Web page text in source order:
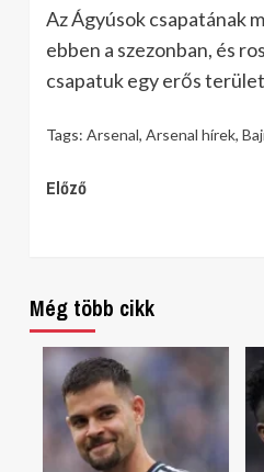
Az Ágyúsok csapatának
ebben a szezonban, és
csapatuk egy erős
Tags: Arsenal, Arsenal hírek,
Continue
Előző
Még több cikk